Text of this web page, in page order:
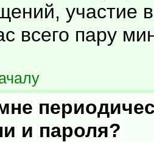
участие
всего пару
и пароля?